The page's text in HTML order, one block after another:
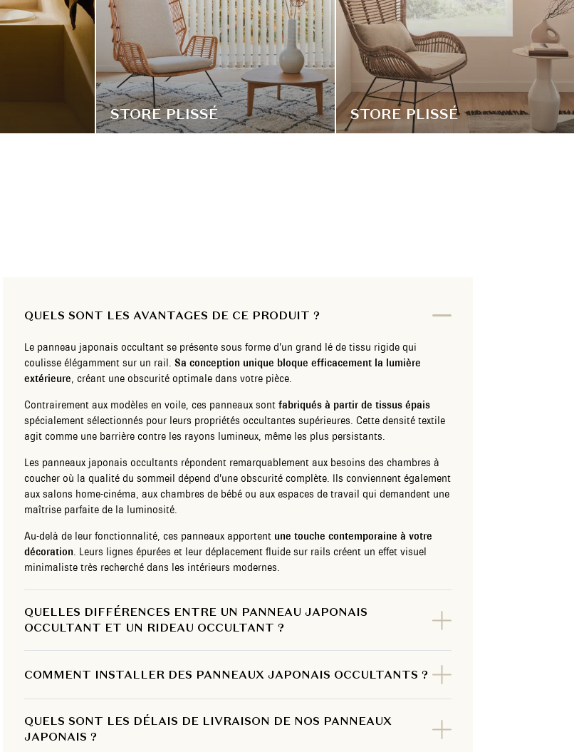
STORE PLISSÉ STORE PLISSÉ
QUELS SONT LES AVANTAGES DE CE PRODUIT ?
Le panneau japonais occultant se présente sous forme d’un grand lé de tissu rigide qui
coulisse élégamment sur un rail. Sa conception unique bloque efficacement la lumière
extérieure, créant une obscurité optimale dans votre pièce.
Contrairement aux modèles en voile, ces panneaux sont fabriqués à partir de tissus épais
spécialement sélectionnés pour leurs propriétés occultantes supérieures. Cette densité textile
agit comme une barrière contre les rayons lumineux, même les plus persistants.
Les panneaux japonais occultants répondent remarquablement aux besoins des chambres à
coucher où la qualité du sommeil dépend d’une obscurité complète. Ils conviennent également
aux salons home-cinéma, aux chambres de bébé ou aux espaces de travail qui demandent une
maîtrise parfaite de la luminosité.
Au-delà de leur fonctionnalité, ces panneaux apportent une touche contemporaine à votre
décoration. Leurs lignes épurées et leur déplacement fluide sur rails créent un effet visuel
minimaliste très recherché dans les intérieurs modernes.
QUELLES DIFFÉRENCES ENTRE UN PANNEAU JAPONAIS
OCCULTANT ET UN RIDEAU OCCULTANT ?
COMMENT INSTALLER DES PANNEAUX JAPONAIS OCCULTANTS ?
QUELS SONT LES DÉLAIS DE LIVRAISON DE NOS PANNEAUX
JAPONAIS ?